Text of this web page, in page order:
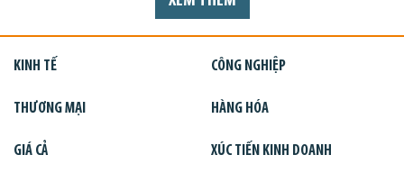
KINH TẾ CÔNG NGHIỆP
THƯƠNG MẠI HÀNG HÓA
GIÁ CẢ XÚC TIẾN KINH DOANH